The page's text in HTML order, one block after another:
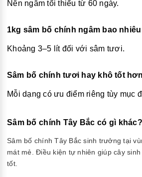
Nên ngâm tối thiểu từ 60 ngày.
1kg sâm bố chính ngâm bao
Khoảng 3–5 lít đối với sâm tươi.
Sâm bố chính tươi hay khô tốt
Mỗi dạng có ưu điểm riêng tùy mục
Sâm bố chính Tây Bắc có gì khác?
Sâm bố chính Tây Bắc sinh trưởng tại
mát mẻ. Điều kiện tự nhiên giúp cây
tốt.